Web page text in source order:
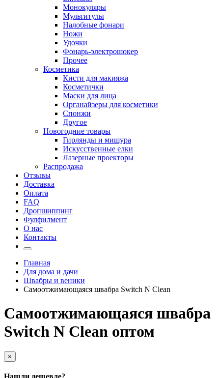
Монокуляры
Мультитулы
Налобные фонари
Ножи
Удочки
Фонарь-электрошокер
Прочее
Косметика
Кисти для макияжа
Косметички
Маски для лица
Органайзеры для косметики
Спонжи
Другое
Новогодние товары
Гирлянды и мишура
Искусственные елки
Лазерные проекторы
Распродажа
Отзывы
Доставка
Оплата
FAQ
Дропшиппинг
Фулфилмент
О нас
Контакты
Главная
Для дома и дачи
Швабры и веники
Самоотжимающаяся швабра Switch N Clean
Самоотжимающаяся швабра
Switch N Clean оптом
×